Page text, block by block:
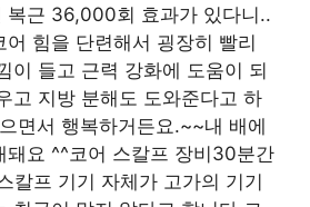
복근 36,000회 효과가 있다니..
힘을 단련해서 굉장히 빨리
이 들고 근력 강화에 도움이 되
고 지방 분해도 도와준다고 하
면서 행복하거든요.~~내 배에
돼요 ^^코어 스칼프 장비30분간
칼프 기기 자체가 고가의 기기